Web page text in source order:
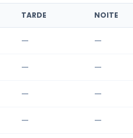
TARDE NOITE
— —
— —
— —
— —